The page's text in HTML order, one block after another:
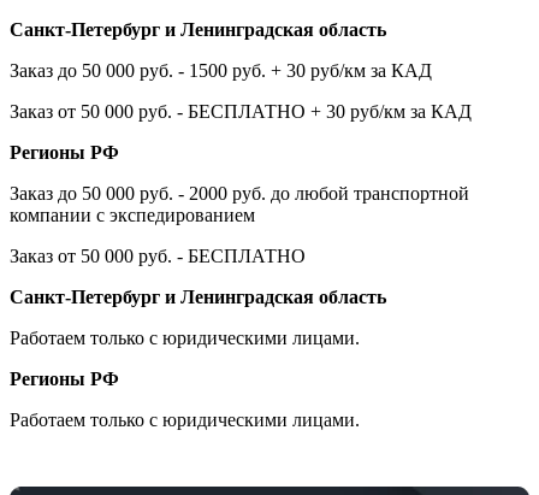
Санкт-Петербург и Ленинградская область
Заказ до 50 000 руб. - 1500 руб. + 30 руб/км за КАД
Заказ от 50 000 руб. - БЕСПЛАТНО + 30 руб/км за КАД
Регионы РФ
Заказ до 50 000 руб. - 2000 руб. до любой транспортной
компании с экспедированием
Заказ от 50 000 руб. - БЕСПЛАТНО
Санкт-Петербург и Ленинградская область
Работаем только с юридическими лицами.
Регионы РФ
Работаем только с юридическими лицами.